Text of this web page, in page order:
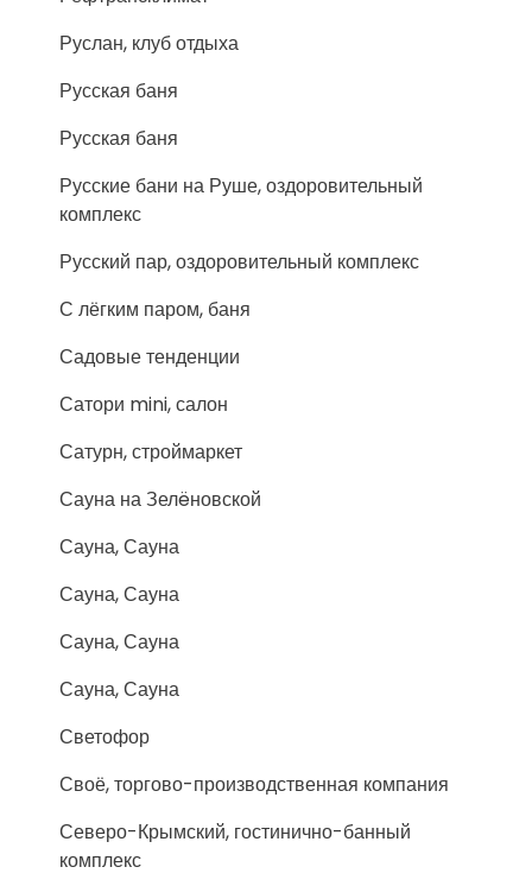
Руслан, клуб отдыха
Русская баня
Русская баня
Русские бани на Руше, оздоровительный
комплекс
Русский пар, оздоровительный комплекс
С лёгким паром, баня
Садовые тенденции
Сатори mini, салон
Сатурн, строймаркет
Сауна на Зелëновской
Сауна, Сауна
Сауна, Сауна
Сауна, Сауна
Сауна, Сауна
Светофор
Своё, торгово-производственная компания
Северо-Крымский, гостинично-банный
комплекс